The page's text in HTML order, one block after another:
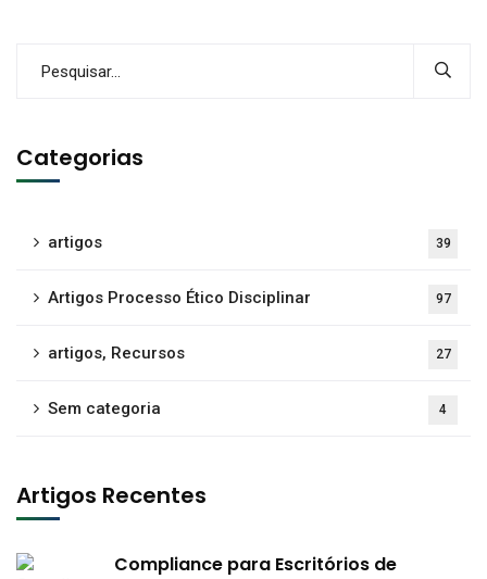
Categorias
artigos 39
Artigos Processo Ético Disciplinar 97
artigos, Recursos 27
Sem categoria 4
Artigos Recentes
Compliance para Escritórios de